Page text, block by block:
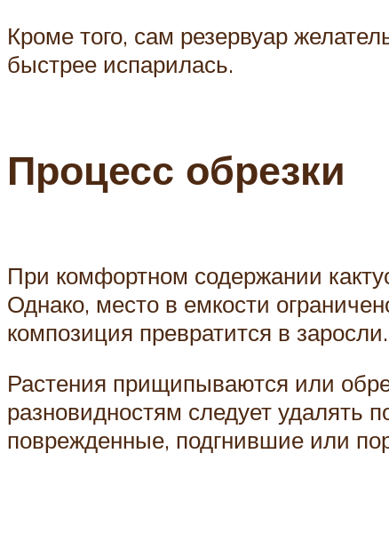
Кроме того, сам резервуар
быстрее испарилась.
Процесс обрезки
При комфортном содержании
Однако, место в емкости
композиция превратится в заросли.
Растения прищипываются или
разновидностям следует удалять
поврежденные, подгнившие или